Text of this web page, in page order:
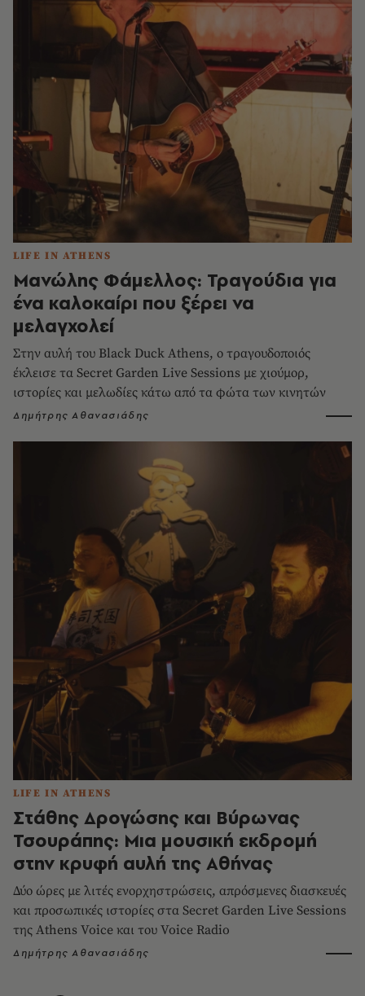
LIFE IN ATHENS
Μανώλης Φάμελλος: Τραγούδια για
ένα καλοκαίρι που ξέρει να
μελαγχολεί
Στην αυλή του Black Duck Athens, ο τραγουδοποιός
έκλεισε τα Secret Garden Live Sessions με χιούμορ,
ιστορίες και μελωδίες κάτω από τα φώτα των κινητών
Δημήτρης Αθανασιάδης
LIFE IN ATHENS
Στάθης Δρογώσης και Βύρωνας
Τσουράπης: Μια μουσική εκδρομή
στην κρυφή αυλή της Αθήνας
Δύο ώρες με λιτές ενορχηστρώσεις, απρόσμενες διασκευές
και προσωπικές ιστορίες στα Secret Garden Live Sessions
της Athens Voice και του Voice Radio
Δημήτρης Αθανασιάδης